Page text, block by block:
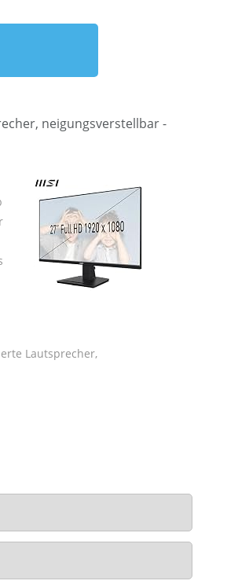
neigungsverstellbar -
Lautsprecher,